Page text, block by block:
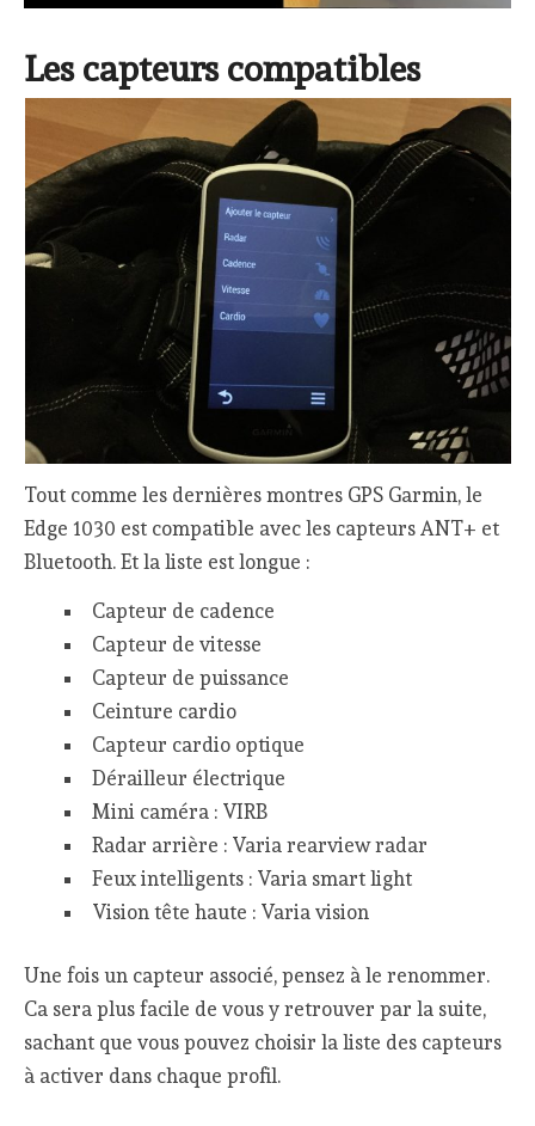
Les capteurs compatibles
Tout comme les dernières montres GPS Garmin, le
Edge 1030 est compatible avec les capteurs ANT+ et
Bluetooth. Et la liste est longue :
Capteur de cadence
Capteur de vitesse
Capteur de puissance
Ceinture cardio
Capteur cardio optique
Dérailleur électrique
Mini caméra : VIRB
Radar arrière : Varia rearview radar
Feux intelligents : Varia smart light
Vision tête haute : Varia vision
Une fois un capteur associé, pensez à le renommer.
Ca sera plus facile de vous y retrouver par la suite,
sachant que vous pouvez choisir la liste des capteurs
à activer dans chaque profil.